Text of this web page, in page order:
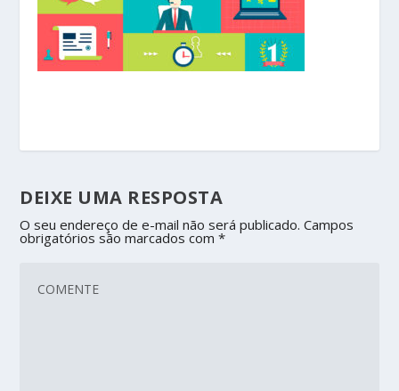
DEIXE UMA RESPOSTA
O seu endereço de e-mail não será publicado. Campos
obrigatórios são marcados com*